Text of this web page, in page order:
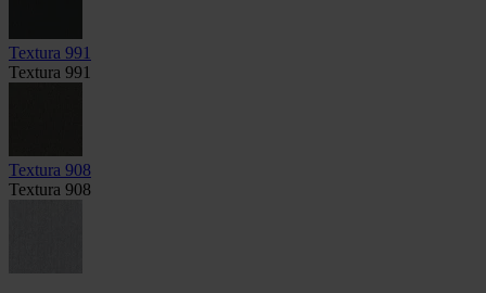
Textura 991
Textura 991
Textura 908
Textura 908